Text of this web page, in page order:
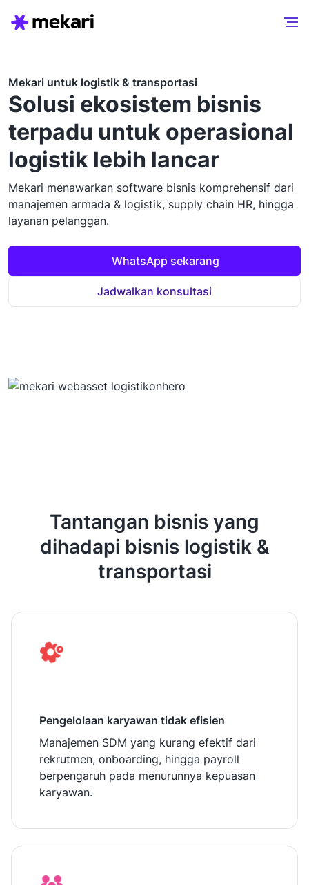
Mekari untuk logistik & transportasi
Solusi ekosistem bisnis
terpadu untuk operasional
logistik lebih lancar
Mekari menawarkan software bisnis komprehensif dari
manajemen armada & logistik, supply chain HR, hingga
layanan pelanggan.
WhatsApp sekarang
Jadwalkan konsultasi
Tantangan bisnis yang
dihadapi bisnis logistik &
transportasi
Pengelolaan karyawan tidak efisien
Manajemen SDM yang kurang efektif dari
rekrutmen, onboarding, hingga payroll
berpengaruh pada menurunnya kepuasan
karyawan.